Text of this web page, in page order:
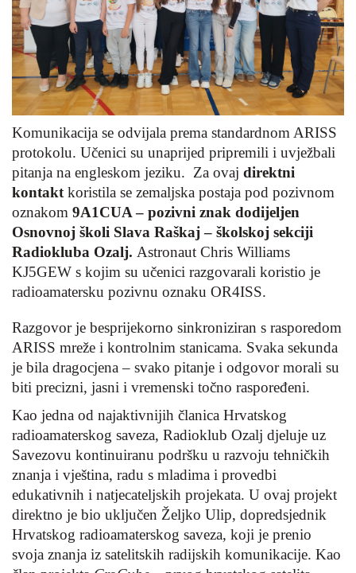
Komunikacija se odvijala prema standardnom ARISS
protokolu. Učenici su unaprijed pripremili i uvježbali
pitanja na engleskom jeziku. Za ovaj direktni
kontakt koristila se zemaljska postaja pod pozivnom
oznakom 9A1CUA – pozivni znak dodijeljen
Osnovnoj školi Slava Raškaj – školskoj sekciji
Radiokluba Ozalj. Astronaut Chris Williams
KJ5GEW s kojim su učenici razgovarali koristio je
radioamatersku pozivnu oznaku OR4ISS.
Razgovor je besprijekorno sinkroniziran s rasporedom
ARISS mreže i kontrolnim stanicama. Svaka sekunda
je bila dragocjena – svako pitanje i odgovor morali su
biti precizni, jasni i vremenski točno raspoređeni.
Kao jedna od najaktivnijih članica Hrvatskog
radioamaterskog saveza, Radioklub Ozalj djeluje uz
Savezovu kontinuiranu podršku u razvoju tehničkih
znanja i vještina, radu s mladima i provedbi
edukativnih i natjecateljskih projekata. U ovaj projekt
direktno je bio uključen Željko Ulip, dopredsjednik
Hrvatskog radioamaterskog saveza, koji je prenio
svoja znanja iz satelitskih radijskih komunikacije. Kao